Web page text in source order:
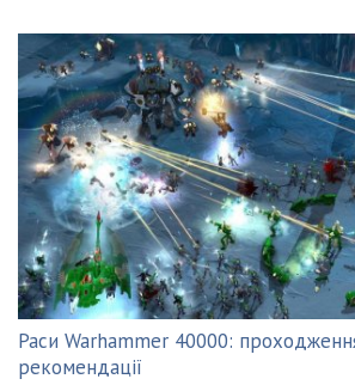
Раси Warhammer 40000:
рекомендації